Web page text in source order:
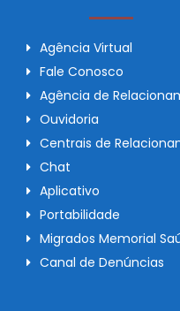
Agência Virtual
Fale Conosco
Agência de
Ouvidoria
Centrais de
Chat
Aplicativo
Portabilidade
Migrados Memorial
Canal de Denúncias